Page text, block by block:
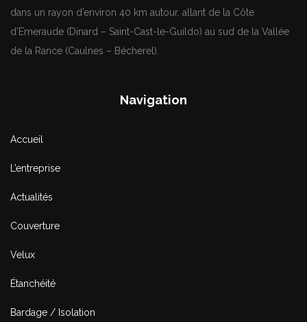
dans un rayon d’environ 40 km autour, allant de la Côte
d’Emeraude (Dinard – Saint-Cast-le-Guildo) au sud de la Vallée
de la Rance (Caulnes – Bécherel).
Navigation
Accueil
L’entreprise
Actualités
Couverture
Velux
Étanchéité
Bardage / Isolation